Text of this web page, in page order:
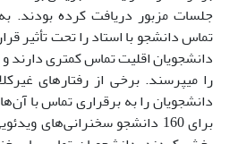
جلسات مزبور دریافت کرده بودند.
تماس دانشجو با استاد را تحت تأثیر
دانشجویان اقلیت تماس کمتری دارند
را می­پرسند. برخی از رفتار‌های
دانشجویان را به برقراری تماس با
برای 160 دانشجو سخنرانی‌‌های